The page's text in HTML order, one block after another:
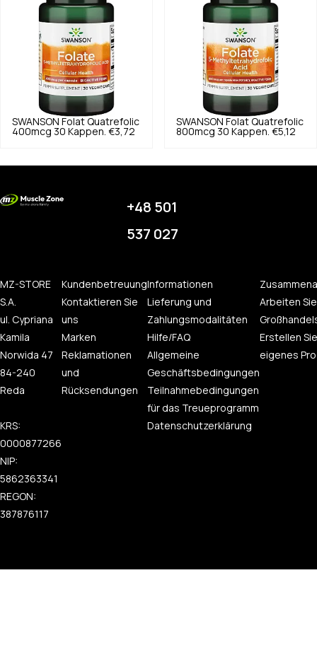
SWANSON Folat Quatrefolic
400mcg 30 Kappen. €3,72
SWANSON Folat Quatrefolic
800mcg 30 Kappen. €5,12
+48 501
537 027
MZ-STORE
S.A.
ul. Cypriana
Kamila
Norwida 47
84-240
Reda
KRS:
0000877266
NIP:
5862363341
REGON:
387876117
Kundenbetreuung
Kontaktieren Sie
uns
Marken
Reklamationen
und
Rücksendungen
Informationen
Lieferung und
Zahlungsmodalitäten
Hilfe/FAQ
Allgemeine
Geschäftsbedingungen
Teilnahmebedingungen
für das Treueprogramm
Datenschutzerklärung
Arbeiten
Erstellen
eigenes